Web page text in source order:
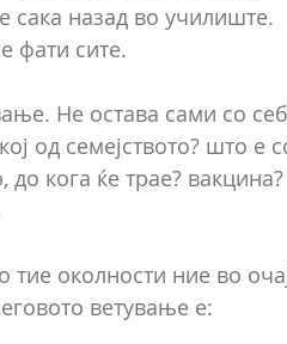
сака назад во училиште.
фати сите.
Не остава сами со
од семејството? што е
до кога ќе трае? вакцина?
околности ние во
ветување е: